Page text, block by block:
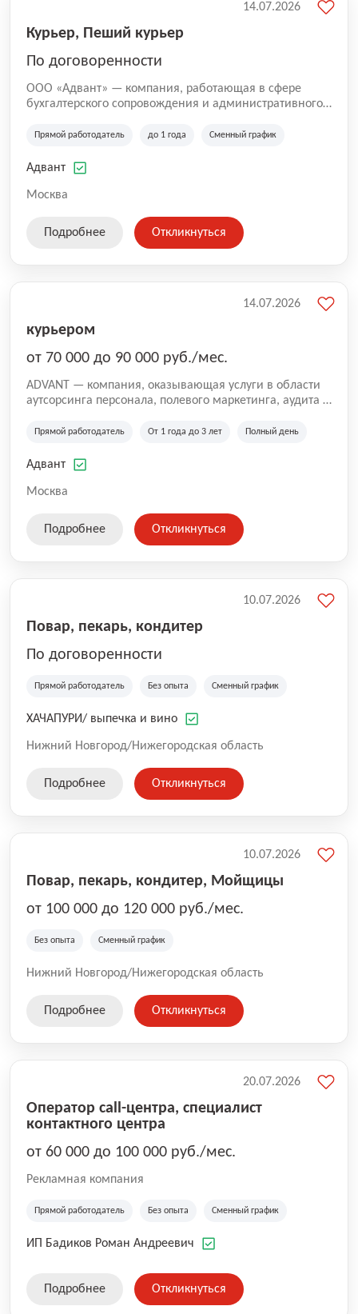
Курьер, Пеший курьер
По договоренности
ООО «Адвант» — компания, работающая в сфере
бухгалтерского сопровождения и административного
зарегистрирована в Санкт-Петербурге и
лиц и коммерческих организаций.
Прямой работодатель до 1 года Сменный график
Адвант
Москва
14.07.2026
Подробнее Откликнуться
курьером
от 70 000 до 90 000 руб./мес.
ADVANT — компания, оказывающая услуги в области
аутсорсинга персонала, полевого маркетинга, аудита и
региональных клиентов. Мы работаем на рынке с
Казахстана и Беларуси, сотрудничая с компаниями из
Прямой работодатель От 1 года до 3 лет Полный день
Адвант
Москва
14.07.2026
Подробнее Откликнуться
Повар, пекарь, кондитер
По договоренности
Прямой работодатель Без опыта Сменный график
ХАЧАПУРИ/ выпечка и вино
Нижний Новгород/Нижегородская область
10.07.2026
Подробнее Откликнуться
Повар, пекарь, кондитер, Мойщицы
от 100 000 до 120 000 руб./мес.
Без опыта Сменный график
Нижний Новгород/Нижегородская область
10.07.2026
Подробнее Откликнуться
Оператор call-центра, специалист
контактного центра
от 60 000 до 100 000 руб./мес.
Рекламная компания
Прямой работодатель Без опыта Сменный график
ИП Бадиков Роман Андреевич
20.07.2026
Подробнее Откликнуться